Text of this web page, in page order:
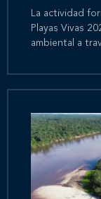
La actividad
Playas Vivas
ambiental a